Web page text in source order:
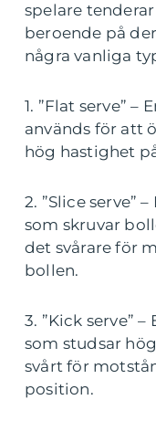
spelare
beroende på
några vanliga
1. ”Flat serve” –
används för att
hög hastighet
2. ”Slice serve”
som skruvar
det svårare för
bollen.
3. ”Kick serve”
som studsar
svårt för
position.